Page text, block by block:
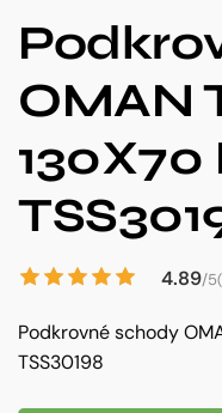
OMAN
130X70
4.89/5
Podkrovné schody
TSS30198